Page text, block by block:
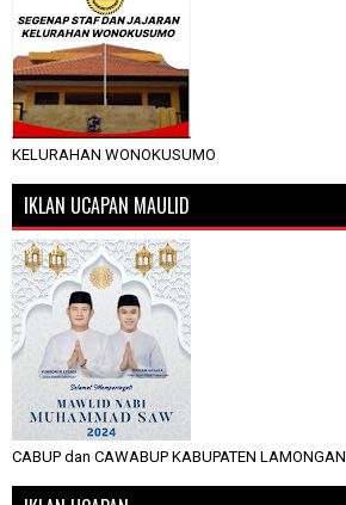
KELURAHAN WONOKUSUMO
IKLAN UCAPAN MAULID
CABUP dan CAWABUP KABUPATEN LAMONGAN